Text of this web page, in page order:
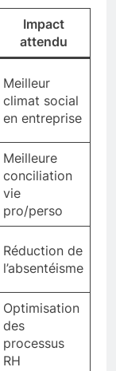
Impact
attendu
Meilleur
climat social
en entreprise
Meilleure
conciliation
vie
pro/perso
Réduction de
l’absentéisme
Optimisation
des
processus
RH